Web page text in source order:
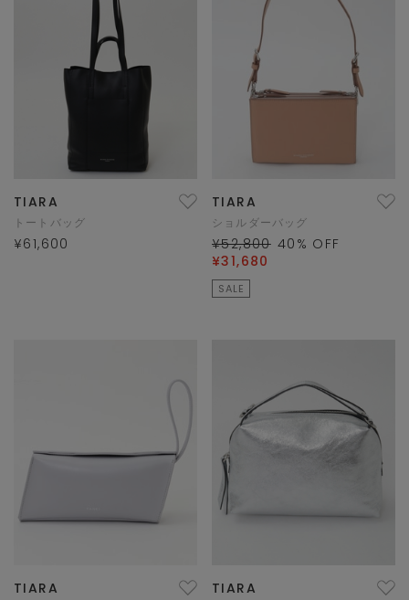
TIARA
トートバッグ
¥61,600
TIARA
ショルダーバッグ
¥52,800 40 % OFF
¥31,680
SALE
TIARA TIARA